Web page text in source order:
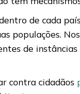
de cada
populações.
de
contra cidadãos